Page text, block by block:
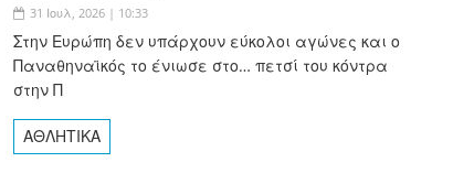
31 Ιουλ, 2026 | 10:33
Στην Ευρώπη δεν υπάρχουν εύκολοι αγώνες και ο
Παναθηναϊκός το ένιωσε στο… πετσί του κόντρα
στην Π
ΑΘΛΗΤΙΚΑ